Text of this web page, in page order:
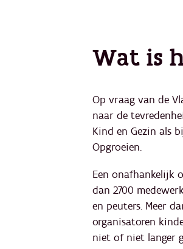
Wat is
Op vraag van de
naar de
Kind en Gezin als
Opgroeien.
Een onafhankelijk
dan 2700
en peuters. ​​Meer
organisatoren
niet of niet langer